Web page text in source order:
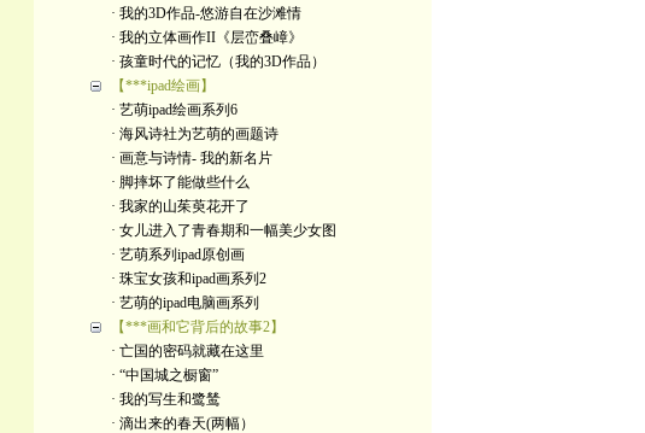
· 我的3D作品-悠游自在沙滩情
· 我的立体画作II《层峦叠嶂》
· 孩童时代的记忆（我的3D作品）
【***ipad绘画】
· 艺萌ipad绘画系列6
· 海风诗社为艺萌的画题诗
· 画意与诗情- 我的新名片
· 脚摔坏了能做些什么
· 我家的山茱萸花开了
· 女儿进入了青春期和一幅美少女图
· 艺萌系列ipad原创画
· 珠宝女孩和ipad画系列2
· 艺萌的ipad电脑画系列
【***画和它背后的故事2】
· 亡国的密码就藏在这里
· “中国城之橱窗”
· 我的写生和鹭鸶
· 滴出来的春天(两幅）